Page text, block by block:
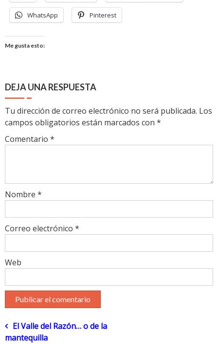
WhatsApp Pinterest
Me gusta esto:
DEJA UNA RESPUESTA
Tu dirección de correo electrónico no será publicada. Los
campos obligatorios están marcados con *
Comentario *
Nombre *
Correo electrónico *
Web
Navegación
El Valle del Razón… o de la
mantequilla